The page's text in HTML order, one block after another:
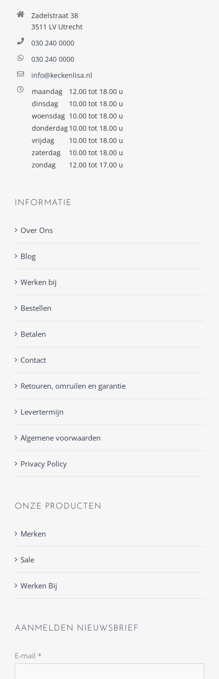
Zadelstraat 38
3511 LV Utrecht
030 240 0000
030 240 0000
info@keckenlisa.nl
maandag
12.00 tot 18.00 u
dinsdag
10.00 tot 18.00 u
woensdag 10.00 tot 18.00 u
donderdag10.00 tot 18.00 u
vrijdag
10.00 tot 18.00 u
zaterdag
10.00 tot 18.00 u
zondag
12.00 tot 17.00 u
INFORMATIE
Over Ons
Blog
Werken bij
Bestellen
Betalen
Contact
Retouren, omruilen en garantie
Levertermijn
Algemene voorwaarden
Privacy Policy
ONZE PRODUCTEN
Merken
Sale
Werken Bij
AANMELDEN NIEUWSBRIEF
E-mail *